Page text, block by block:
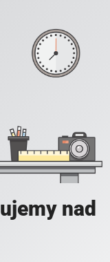
nad